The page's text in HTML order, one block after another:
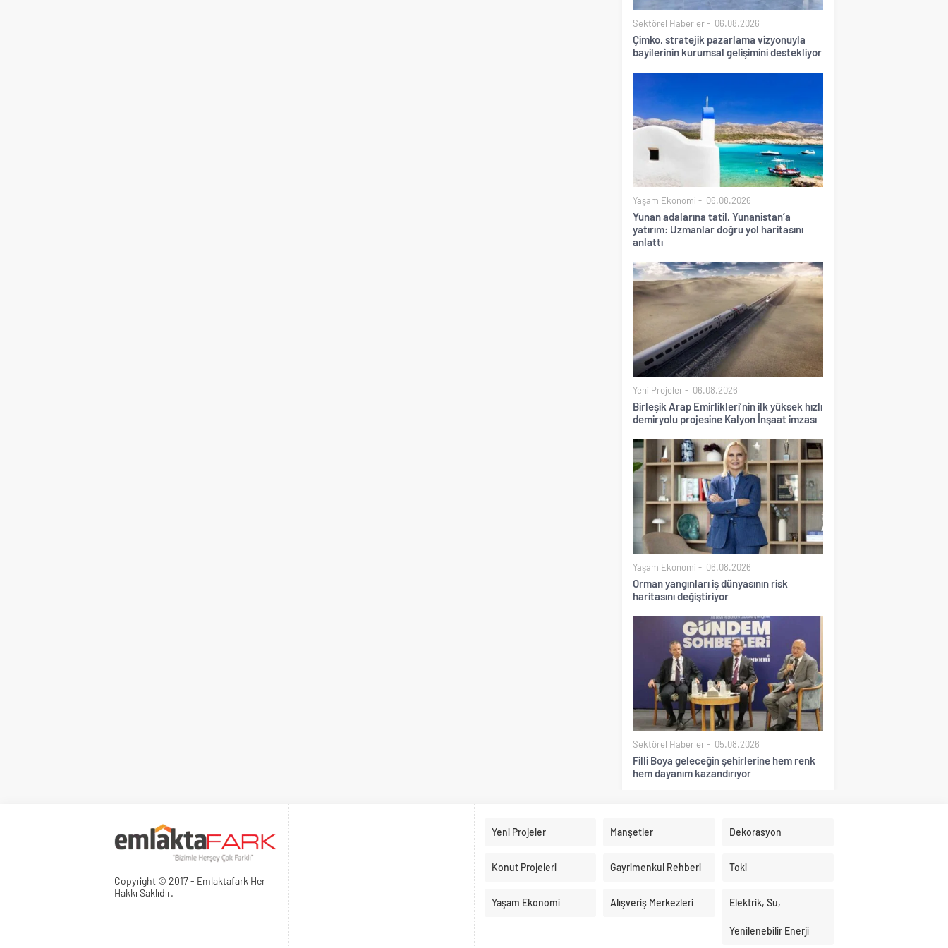
Sektörel Haberler 06.08.2026
Çimko, stratejik pazarlama vizyonuyla
bayilerinin kurumsal gelişimini destekliyor
Yaşam Ekonomi 06.08.2026
Yunan adalarına tatil, Yunanistan’a
yatırım: Uzmanlar doğru yol haritasını
anlattı
Yeni Projeler 06.08.2026
Birleşik Arap Emirlikleri’nin ilk yüksek hızlı
demiryolu projesine Kalyon İnşaat imzası
Yaşam Ekonomi 06.08.2026
Orman yangınları iş dünyasının risk
haritasını değiştiriyor
Sektörel Haberler 05.08.2026
Filli Boya geleceğin şehirlerine hem renk
hem dayanım kazandırıyor
Copyright © 2017 - Emlaktafark Her
Hakkı Saklıdır.
Yeni Projeler Manşetler Dekorasyon
Konut Projeleri Gayrimenkul Rehberi Toki
Yaşam Ekonomi Alışveriş Merkezleri Elektrik, Su,
Yenilenebilir Enerji